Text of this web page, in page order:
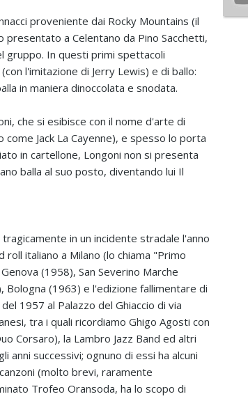
proveniente dai Rocky Mountains (il
a Celentano da Pino Sacchetti,
gruppo. In questi primi spettacoli
l'imitazione di Jerry Lewis) e di ballo:
in maniera dinoccolata e snodata.
che si esibisce con il nome d'arte di
Jack La Cayenne), e spesso lo porta
in cartellone, Longoni non si presenta
balla al suo posto, diventando lui Il
in un incidente stradale l'anno
italiano a Milano (lo chiama "Primo
(1958), San Severino Marche
Bologna (1963) e l'edizione fallimentare di
1957 al Palazzo del Ghiaccio di via
tra i quali ricordiamo Ghigo Agosti con
Corsaro), la Lambro Jazz Band ed altri
successivi; ognuno di essi ha alcuni
(molto brevi, raramente
Trofeo Oransoda, ha lo scopo di